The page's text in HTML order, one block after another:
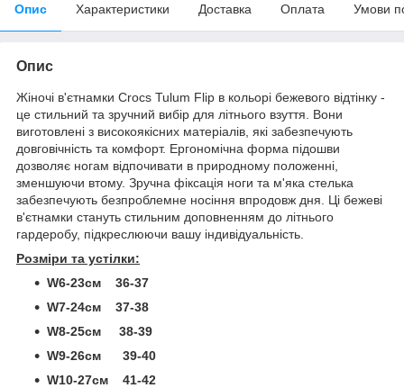
Опис Характеристики Доставка Оплата Умови
Опис
Жіночі в'єтнамки Crocs Tulum Flip в кольорі бежевого відтінку -
це стильний та зручний вибір для літнього взуття. Вони
виготовлені з високоякісних матеріалів, які забезпечують
довговічність та комфорт. Ергономічна форма підошви
дозволяє ногам відпочивати в природному положенні,
зменшуючи втому. Зручна фіксація ноги та м'яка стелька
забезпечують безпроблемне носіння впродовж дня. Ці бежеві
в'єтнамки стануть стильним доповненням до літнього
гардеробу, підкреслюючи вашу індивідуальність.
Розміри та устілки:
W6-23см 36-37
W7-24см 37-38
W8-25см 38-39
W9-26см 39-40
W10-27см 41-42